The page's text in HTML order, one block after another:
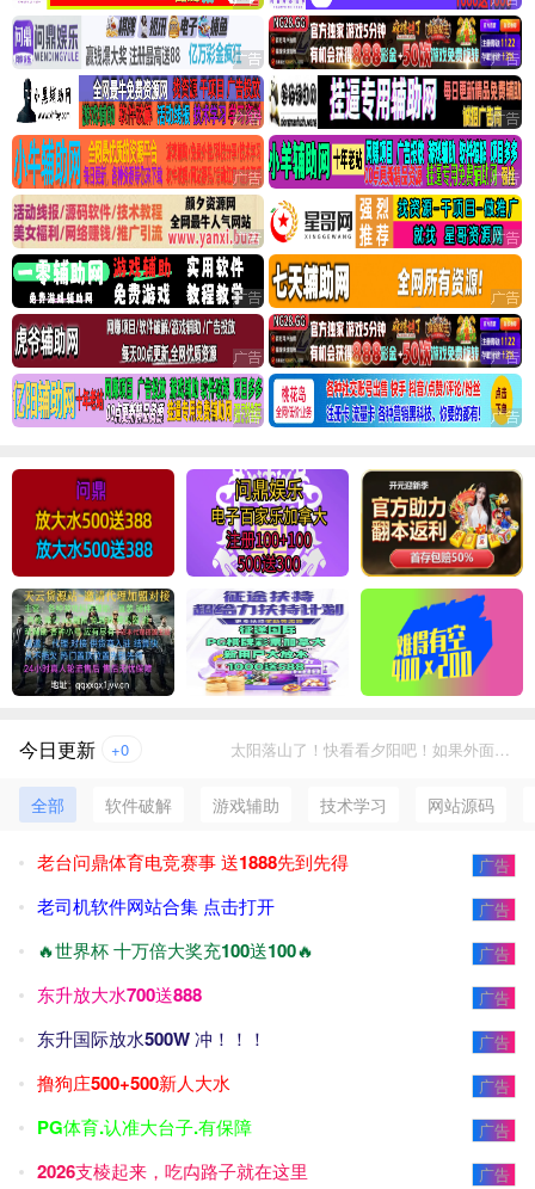
今日更新 +0 太阳落山了！快看看夕阳吧！如果外面下雨，就不必了 ^_^
全部 软件破解 游戏辅助 技术学习 网站源码
老台问鼎体育电竞赛事 送1888先到先得 广告
老司机软件网站合集 点击打开 广告
🔥世界杯 十万倍大奖充100送100🔥 广告
东升放大水700送888 广告
东升国际放水500W 冲！！！ 广告
撸狗庄500+500新人大水 广告
PG体育.认准大台子.有保障 广告
2026支棱起来，吃禸路子就在这里 广告